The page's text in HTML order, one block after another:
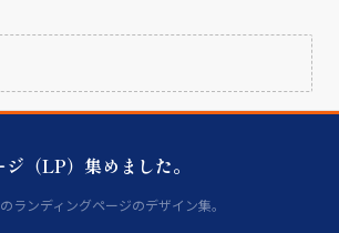
（LP）集めました。
ランディングページのデザイン集。